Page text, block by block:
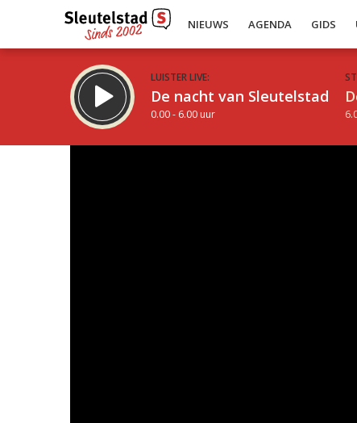
NIEUWS AGENDA GIDS
LUISTER LIVE:
De nacht van Sleutelstad
0.00 - 6.00 uur